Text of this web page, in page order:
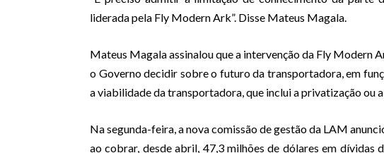
liderada pela Fly Modern Ark”. Disse Mateus Magala.
Mateus Magala assinalou que a intervenção da Fly Modern
o Governo decidir sobre o futuro da transportadora, em
a viabilidade da transportadora, que inclui a privatização ou
Na segunda-feira, a nova comissão de gestão da LAM
ao cobrar, desde abril, 47,3 milhões de dólares em dívidas